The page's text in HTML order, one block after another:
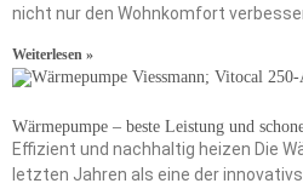
nicht nur den Wohnkomfort
Weiterlesen »
Wärmepumpe – beste Leistung und
Effizient und nachhaltig heizen Die
letzten Jahren als eine der